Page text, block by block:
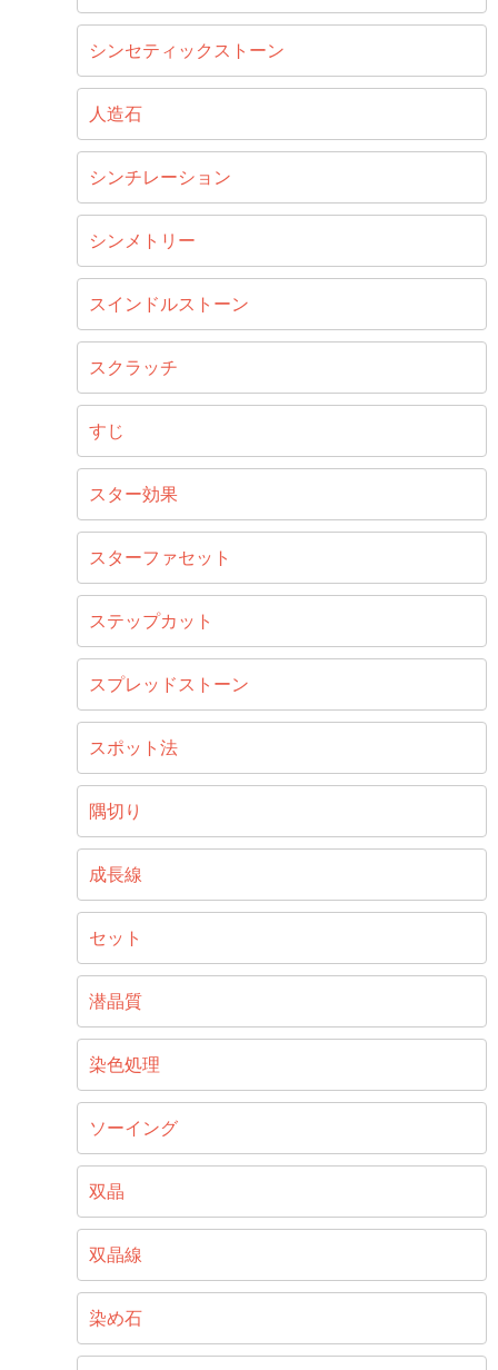
シンセティックストーン
人造石
シンチレーション
シンメトリー
スインドルストーン
スクラッチ
すじ
スター効果
スターファセット
ステップカット
スプレッドストーン
スポット法
隅切り
成長線
セット
潜晶質
染色処理
ソーイング
双晶
双晶線
染め石